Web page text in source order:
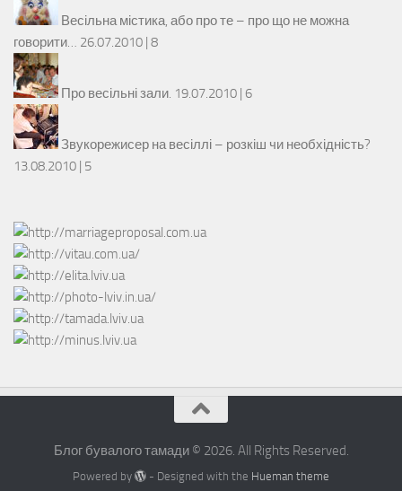
Весільна містика, або про те – про що не можна
говорити… 26.07.2010 | 8
Про весільні зали. 19.07.2010 | 6
Звукорежисер на весіллі – розкіш чи необхідність?
13.08.2010 | 5
Блог бувалого тамади © 2026. All Rights Reserved.
Powered by - Designed with the Hueman theme